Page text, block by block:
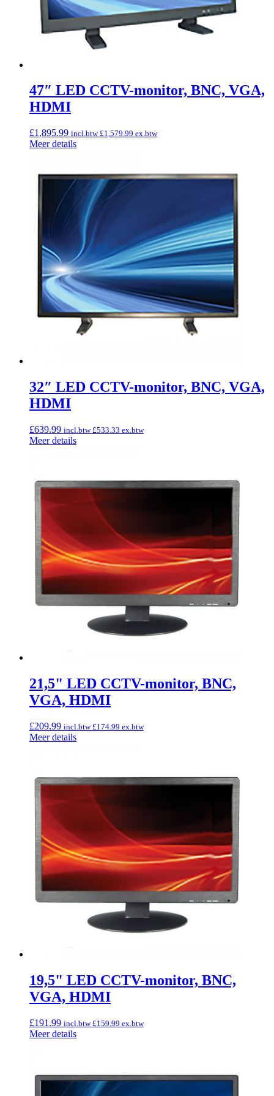
47″ LED CCTV-monitor, BNC, VGA,
HDMI
£1,895.99 incl.btw£1,579.99 ex.btw
Meer details
32″ LED CCTV-monitor, BNC, VGA,
HDMI
£639.99 incl.btw£533.33 ex.btw
Meer details
21,5" LED CCTV-monitor, BNC,
VGA, HDMI
£209.99 incl.btw£174.99 ex.btw
Meer details
19,5" LED CCTV-monitor, BNC,
VGA, HDMI
£191.99 incl.btw£159.99 ex.btw
Meer details